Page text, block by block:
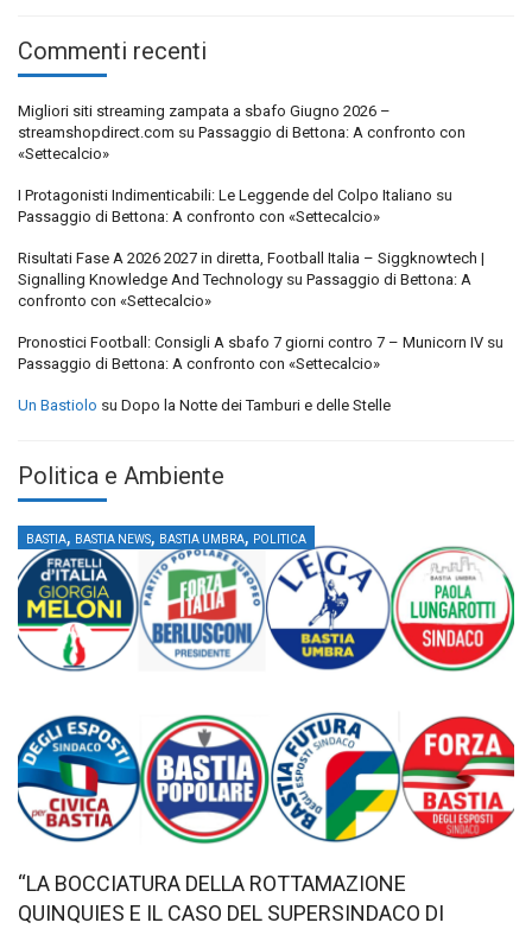
Commenti recenti
Migliori siti streaming zampata a sbafo Giugno 2026 –
streamshopdirect.com su Passaggio di Bettona: A confronto con
«Settecalcio»
I Protagonisti Indimenticabili: Le Leggende del Colpo Italiano su
Passaggio di Bettona: A confronto con «Settecalcio»
Risultati Fase A 2026 2027 in diretta, Football Italia – Siggknowtech |
Signalling Knowledge And Technology su Passaggio di Bettona: A
confronto con «Settecalcio»
Pronostici Football: Consigli A sbafo 7 giorni contro 7 – Municorn IV su
Passaggio di Bettona: A confronto con «Settecalcio»
Un Bastiolo su Dopo la Notte dei Tamburi e delle Stelle
Politica e Ambiente
BASTIA, BASTIA NEWS, BASTIA UMBRA, POLITICA
“LA BOCCIATURA DELLA ROTTAMAZIONE
QUINQUIES E IL CASO DEL SUPERSINDACO DI